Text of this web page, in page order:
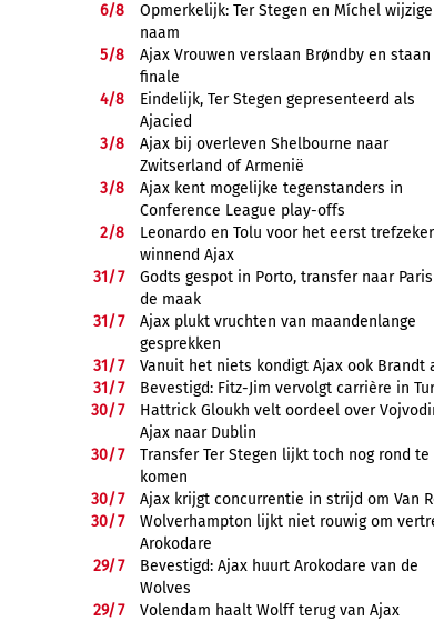
6/8
Opmerkelijk: Ter Stegen en Míchel
naam
5/8
Ajax Vrouwen verslaan Brøndby en staan
finale
4/8
Eindelijk, Ter Stegen gepresenteerd als
Ajacied
3/8
Ajax bij overleven Shelbourne naar
Zwitserland of Armenië
3/8
Ajax kent mogelijke tegenstanders in
Conference League play-offs
2/8
Leonardo en Tolu voor het eerst
winnend Ajax
31/7
Godts gespot in Porto, transfer naar
de maak
31/7
Ajax plukt vruchten van maandenlange
gesprekken
31/7
Vanuit het niets kondigt Ajax ook Brandt
31/7
Bevestigd: Fitz-Jim vervolgt carrière in
30/7
Hattrick Gloukh velt oordeel over
Ajax naar Dublin
30/7
Transfer Ter Stegen lijkt toch nog rond te
komen
30/7
Ajax krijgt concurrentie in strijd om Van
30/7
Wolverhampton lijkt niet rouwig om
Arokodare
29/7
Bevestigd: Ajax huurt Arokodare van de
Wolves
29/7
Volendam haalt Wolff terug van Ajax